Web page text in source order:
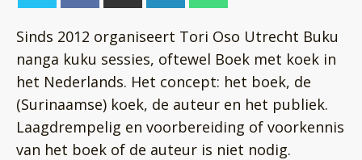
Sinds 2012 organiseert Tori Oso Utrecht Buku
nanga kuku sessies, oftewel Boek met koek in
het Nederlands. Het concept: het boek, de
(Surinaamse) koek, de auteur en het publiek.
Laagdrempelig en voorbereiding of voorkennis
van het boek of de auteur is niet nodig.